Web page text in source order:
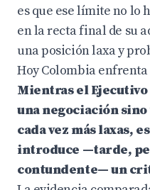
es que ese límite no lo
en la recta final de su
una posición laxa y
Hoy Colombia
Mientras el
una negociación
cada vez más laxas,
introduce —tarde,
contundente— un